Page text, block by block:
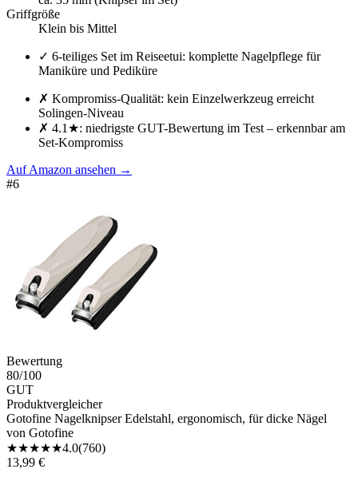
Griffgröße
Klein bis Mittel
✓ 6-teiliges Set im Reiseetui: komplette Nagelpflege für
Maniküre und Pediküre
✗ Kompromiss-Qualität: kein Einzelwerkzeug erreicht
Solingen-Niveau
✗ 4.1★: niedrigste GUT-Bewertung im Test – erkennbar am
Set-Kompromiss
Auf Amazon ansehen →
#6
Bewertung
80/100
GUT
Produktvergleicher
Gotofine Nagelknipser Edelstahl, ergonomisch, für dicke Nägel
von Gotofine
★★★★★4.0(760)
13,99 €